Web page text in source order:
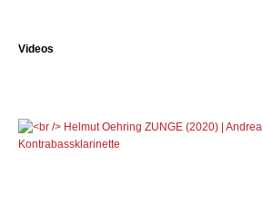
Videos